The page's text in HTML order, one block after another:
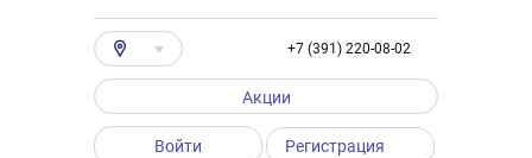
+7 (391) 220-08-02
Акции
Войти Регистрация